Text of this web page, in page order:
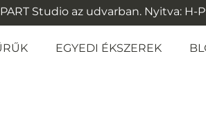
Studio az udvarban. Nyitva: H-P:
EGYEDI ÉKSZEREK